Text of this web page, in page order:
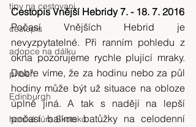
tipy na cestovani
cestopis
adopce na dálku
příběh
Edinburgh
horská túra Skotsko
Cestopis Vnější Hebridy 7. - 18. 7. 2016
Počasí Vnějších Hebrid je
nevyzpytatelné. Při ranním pohledu z
okna pozorujeme rychle plující mraky.
Dobře víme, že za hodinu nebo za půl
hodiny může být už situace na obloze
úplně jiná. A tak s nadějí na lepší
počasí balíme batůžky na celodenní